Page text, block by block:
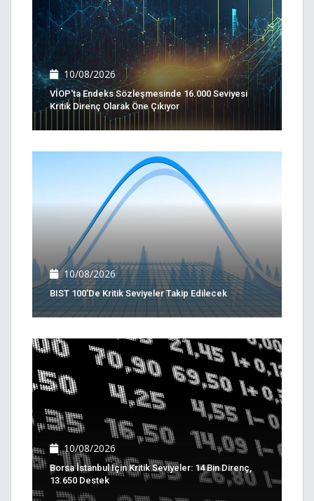
10/08/2026
VİOP'ta Endeks Sözleşmesinde 16.000 Seviyesi
Kritik Direnç Olarak Öne Çıkıyor
10/08/2026
BIST 100'de Kritik Seviyeler Takip Edilecek
10/08/2026
Borsa İstanbul Için Kritik Seviyeler: 14 Bin Direnç,
13.650 Destek